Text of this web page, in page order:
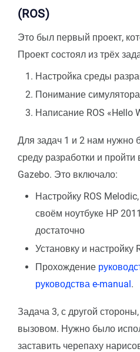
(ROS)
Это был первый проект,
Проект состоял из трёх
Настройка среды
Понимание
Написание ROS «Hello
Для задач 1 и 2 нам нужно
среду разработки и
Gazebo. Это включало:
Настройку ROS
своём ноутбуке HP
достаточно
Установку и настройку
Прохождение
руководства e-manual .
Задача 3, с другой
вызовом. Нужно было
заставить черепаху